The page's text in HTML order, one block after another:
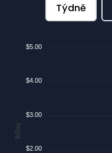
Týdně
$5.00
$4.00
$3.00
$2.00
$/Day